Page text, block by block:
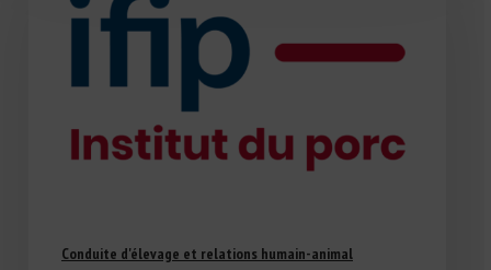
Conduite d'élevage et relations humain-animal